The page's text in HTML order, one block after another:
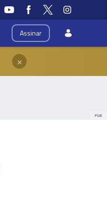
Assinar
×
PUB